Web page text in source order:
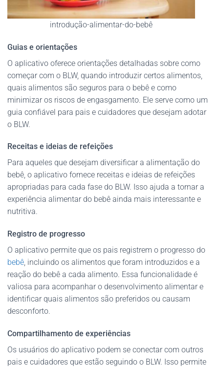
introdução-alimentar-do-bebê
Guias e orientações
O aplicativo oferece orientações detalhadas sobre como
começar com o BLW, quando introduzir certos alimentos,
quais alimentos são seguros para o bebê e como
minimizar os riscos de engasgamento. Ele serve como um
guia confiável para pais e cuidadores que desejam adotar
o BLW.
Receitas e ideias de refeições
Para aqueles que desejam diversificar a alimentação do
bebê, o aplicativo fornece receitas e ideias de refeições
apropriadas para cada fase do BLW. Isso ajuda a tornar a
experiência alimentar do bebê ainda mais interessante e
nutritiva.
Registro de progresso
O aplicativo permite que os pais registrem o progresso do
bebê, incluindo os alimentos que foram introduzidos e a
reação do bebê a cada alimento. Essa funcionalidade é
valiosa para acompanhar o desenvolvimento alimentar e
identificar quais alimentos são preferidos ou causam
desconforto.
Compartilhamento de experiências
Os usuários do aplicativo podem se conectar com outros
pais e cuidadores que estão seguindo o BLW. Isso permite